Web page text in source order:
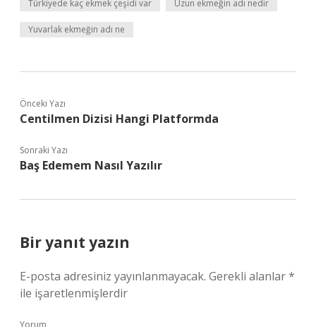
Türkiyede kaç ekmek çeşidi var Uzun ekmeğin adı nedir
Yuvarlak ekmeğin adı ne
Önceki Yazı
Centilmen Dizisi Hangi Platformda
Sonraki Yazı
Baş Edemem Nasıl Yazılır
Bir yanıt yazın
E-posta adresiniz yayınlanmayacak. Gerekli alanlar*
ile işaretlenmişlerdir
Yorum